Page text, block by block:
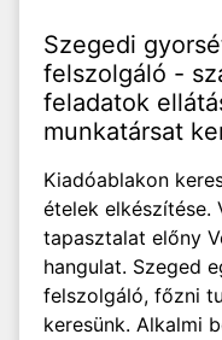
Szegedi
felszolgáló -
feladatok
munkatársat
Kiadóablakon
ételek elkészítése.
tapasztalat előny
hangulat. Szeged
felszolgáló, főzni
keresünk. Alkalmi